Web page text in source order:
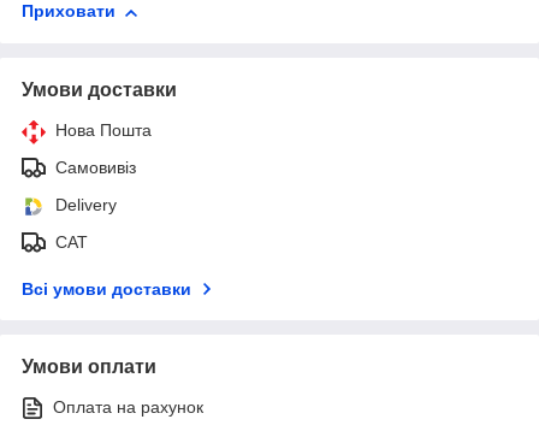
Приховати
Умови доставки
Нова Пошта
Самовивіз
Delivery
САТ
Всі умови доставки
Умови оплати
Оплата на рахунок